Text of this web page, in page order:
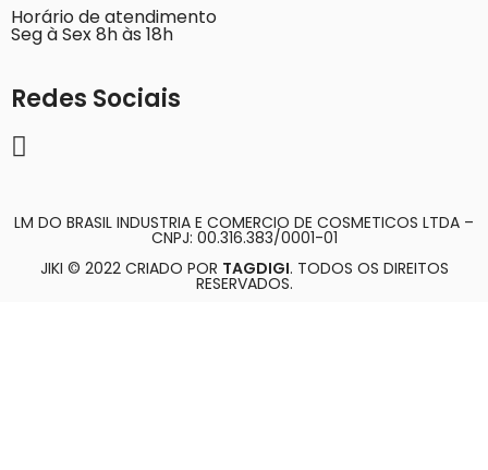
Horário de atendimento
Seg à Sex 8h às 18h
Redes Sociais
LM DO BRASIL INDUSTRIA E COMERCIO DE COSMETICOS LTDA –
CNPJ: 00.316.383/0001-01
JIKI © 2022 CRIADO POR TAGDIGI. TODOS OS DIREITOS
RESERVADOS.